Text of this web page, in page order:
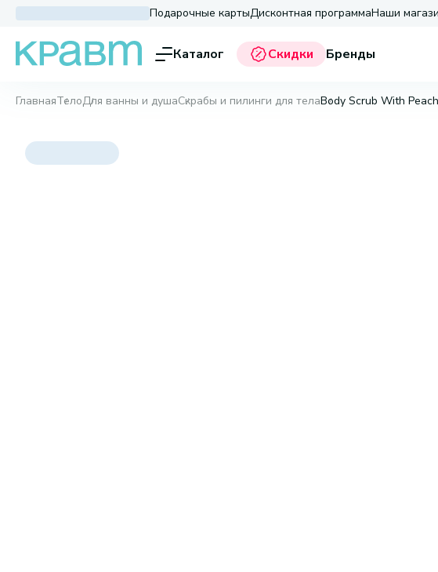
Подарочные картыДисконтная программаНаши
Каталог Скидки Бренды
ГлавнаяТелоДля ванны и душаСкрабы и пилинги для телаBody Scrub With